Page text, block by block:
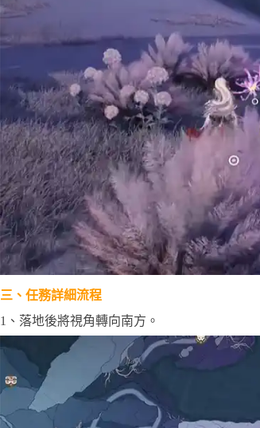
三、任務詳細流程
1、落地後將視角轉向南方。